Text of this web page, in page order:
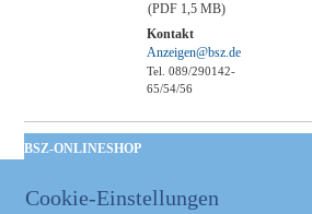
(PDF 1,5 MB)
Kontakt
Anzeigen@bsz.de
Tel. 089/290142-
65/54/56
BSZ-ONLINESHOP
Taschenbuch
Cookie-Einstellungen